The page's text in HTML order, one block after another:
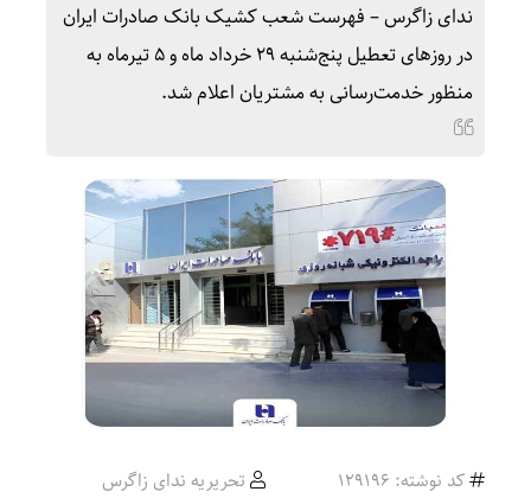
ندای زاگرس – فهرست شعب کشیک بانک صادرات ایران
در روزهای تعطیل پنج‌شنبه ۲۹ خرداد ماه و ۵ تیرماه به
منظور خدمت‌رسانی به مشتریان اعلام شد.
کد نوشته: 129196
تحریریه ندای زاگرس